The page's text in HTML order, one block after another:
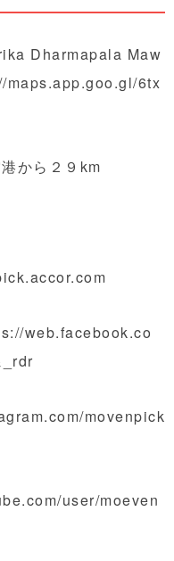
Dharmapala Maw
maps.app.goo.gl/6tx
から２９km
web.facebook.co
movenpick
user/moeven